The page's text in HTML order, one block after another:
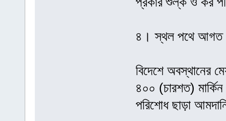
৪। স্থল পথে আগত
বিদেশে অবস্থানের
৪০০ (চারশত)
পরিশোধ ছাড়া